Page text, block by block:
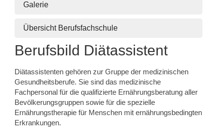
Galerie
Übersicht Berufsfachschule
Berufsbild Diätassistent
Diätassistenten gehören zur Gruppe der medizinischen
Gesundheitsberufe. Sie sind das medizinische
Fachpersonal für die qualifizierte Ernährungsberatung aller
Bevölkerungsgruppen sowie für die spezielle
Ernährungstherapie für Menschen mit ernährungsbedingten
Erkrankungen.